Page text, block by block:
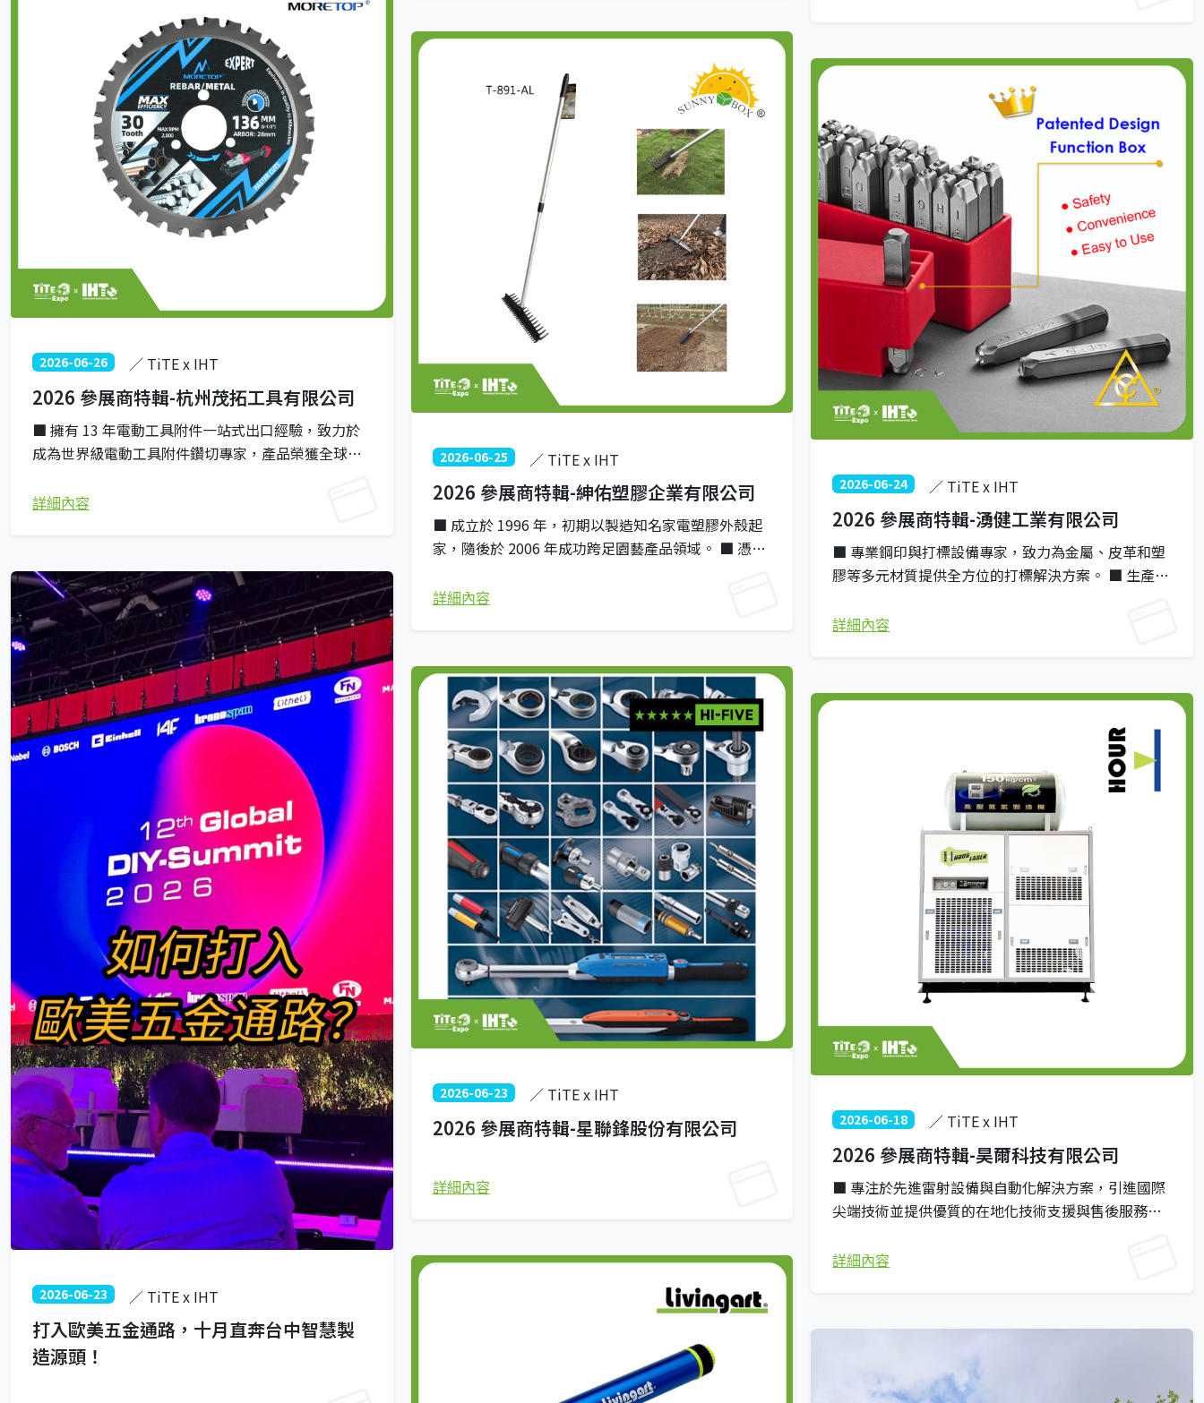
的成本效益與品質控制。 ■ 榮獲多項全球專利，並通
名品牌長期信賴的戰略合作夥伴。
新、服務、技術、品質」的理念，以「標準化、合理
品設計」的創新視為核心目標。 ■ 2018 年正式通過
ISO 9001:2015 驗證與英國 ETI 認證，在確保高品質
服務的同時，致力打造更完善、安全的工作環境，推
動客戶、公司與供應商的共同成長。
2026-06-26 ／ TiTE x IHT
2026 參展商特輯-杭州茂拓工具有限公司
■ 擁有 13 年電動工具附件一站式出口經驗，致力於
成為世界級電動工具附件鑽切專家，產品榮獲全球專
片、金剛石鋸片、多功能鋸片、往復鋸條、曲線鋸
特色，在全球市場中占據獨特的領先地位。 ■ 匠心精
神： 秉承「擇一事，終一生」的傳統匠心文化，在產
品品質、設計創新、產品價值及優質服務上不斷精
進、追求卓越。 ■ 懷著對工具的終身熱愛與對客戶的
堅定承諾，旨在建立長久信任、推動產業發展，助力
全球客戶的商業成功。
詳細內容
2026-06-25 ／ TiTE x IHT
2026 參展商特輯-紳佑塑膠企業有限公司
■ 成立於 1996 年，初期以製造知名家電塑膠外殼起
家，隨後於 2006 年成功跨足園藝產品領域。 ■ 憑藉
上展現專業，提供多元優質的園藝產品設計。 ■ 提供
作夥伴關係，為客戶持續創造深遠且卓越的商業價
值。
詳細內容
2026-06-24 ／ TiTE x IHT
2026 參展商特輯-湧健工業有限公司
■ 專業鋼印與打標設備專家，致力為金屬、皮革和塑
膠等多元材質提供全方位的打標解決方案。 ■ 生產高
耐用性的工業打標套裝。 ■ 秉持「精準打標」理念，
競爭力價格，助客戶在國際市場留下卓越印記。
詳細內容
2026-06-23 ／ TiTE x IHT
打入歐美五金通路，十月直奔台中智慧製
造源頭！
2026-06-23 ／ TiTE x IHT
2026 參展商特輯-星聯鋒股份有限公司
詳細內容
2026-06-18 ／ TiTE x IHT
2026 參展商特輯-昊爾科技有限公司
■ 專注於先進雷射設備與自動化解決方案，引進國際
尖端技術並提供優質的在地化技術支援與售後服務。
機、自動化手臂，並身兼國際知名品牌百超迪能
與高效率的工業 4.0 智慧製造產線。 ■ 憑藉專業工程
電子、汽車、航太及精密機械等關鍵產業。
詳細內容